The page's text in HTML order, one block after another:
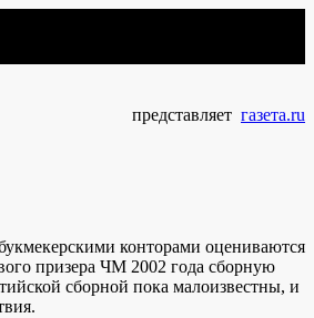
представляет газета.ru
конторами оцениваются
призера ЧМ 2002 года сборную
сборной пока малоизвестны, и